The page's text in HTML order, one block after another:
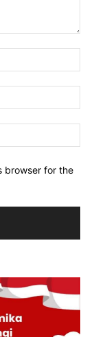
browser for the